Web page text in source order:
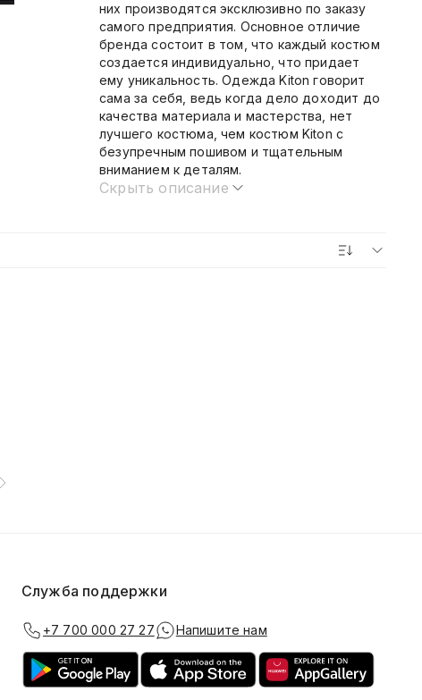
них производятся эксклюзивно по заказу
самого предприятия. Основное отличие
бренда состоит в том, что каждый костюм
создается индивидуально, что придает
ему уникальность. Одежда Kiton говорит
сама за себя, ведь когда дело доходит до
качества материала и мастерства, нет
лучшего костюма, чем костюм Kiton с
безупречным пошивом и тщательным
вниманием к деталям.
Скрыть описание
Служба поддержки
+7 700 000 27 27 Напишите нам